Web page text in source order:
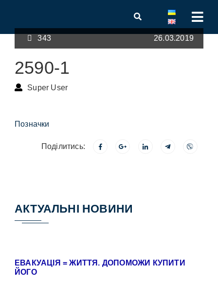
343 26.03.2019
2590-1
Super User
Позначки
Поділитись:
АКТУАЛЬНІ НОВИНИ
ЕВАКУАЦІЯ = ЖИТТЯ. ДОПОМОЖИ КУПИТИ
ЙОГО